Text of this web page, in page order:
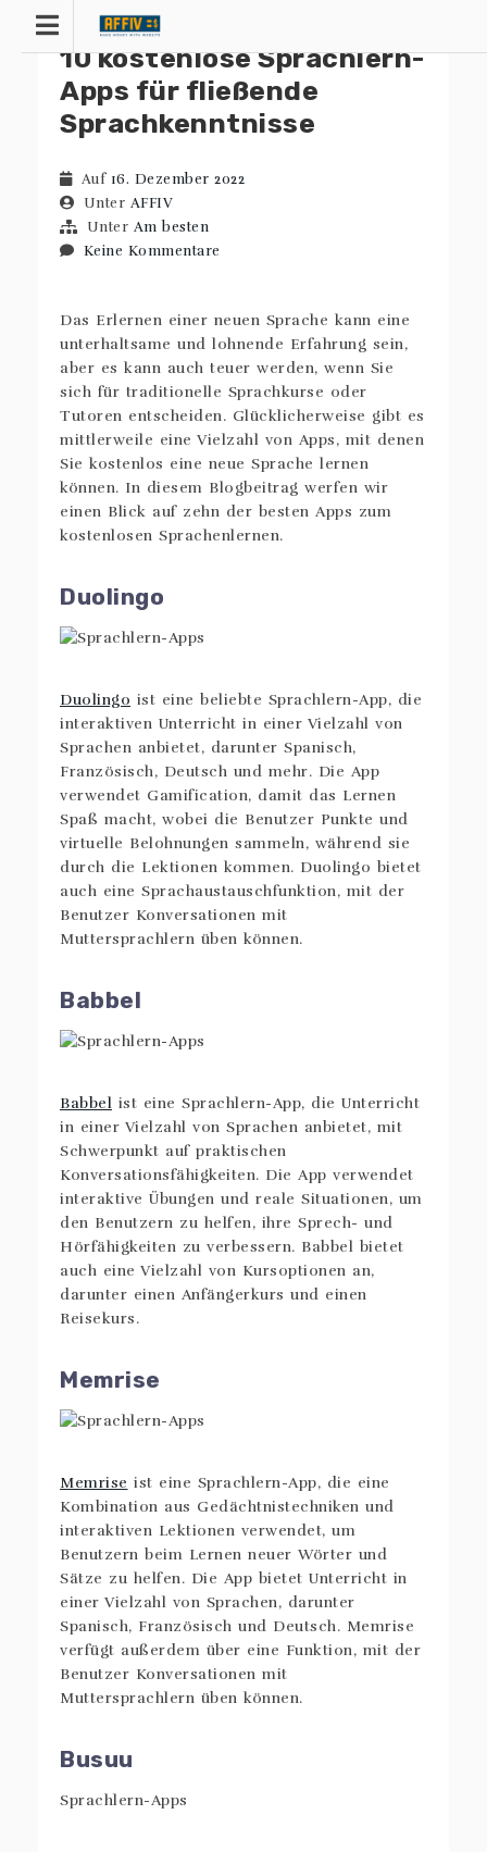
Zum
Inhalt
springen10 kostenlose Sprachlern-
Apps für fließende
Sprachkenntnisse
Auf 16. Dezember 2022
Unter AFFIV
Unter Am besten
Keine Kommentare
Das Erlernen einer neuen Sprache kann eine
unterhaltsame und lohnende Erfahrung sein,
aber es kann auch teuer werden, wenn Sie
sich für traditionelle Sprachkurse oder
Tutoren entscheiden. Glücklicherweise gibt es
mittlerweile eine Vielzahl von Apps, mit denen
Sie kostenlos eine neue Sprache lernen
können. In diesem Blogbeitrag werfen wir
einen Blick auf zehn der besten Apps zum
kostenlosen Sprachenlernen.
Duolingo
Duolingo ist eine beliebte Sprachlern-App, die
interaktiven Unterricht in einer Vielzahl von
Sprachen anbietet, darunter Spanisch,
Französisch, Deutsch und mehr. Die App
verwendet Gamification, damit das Lernen
Spaß macht, wobei die Benutzer Punkte und
virtuelle Belohnungen sammeln, während sie
durch die Lektionen kommen. Duolingo bietet
auch eine Sprachaustauschfunktion, mit der
Benutzer Konversationen mit
Muttersprachlern üben können.
Babbel
Babbel ist eine Sprachlern-App, die Unterricht
in einer Vielzahl von Sprachen anbietet, mit
Schwerpunkt auf praktischen
Konversationsfähigkeiten. Die App verwendet
interaktive Übungen und reale Situationen, um
den Benutzern zu helfen, ihre Sprech- und
Hörfähigkeiten zu verbessern. Babbel bietet
auch eine Vielzahl von Kursoptionen an,
darunter einen Anfängerkurs und einen
Reisekurs.
Memrise
Memrise ist eine Sprachlern-App, die eine
Kombination aus Gedächtnistechniken und
interaktiven Lektionen verwendet, um
Benutzern beim Lernen neuer Wörter und
Sätze zu helfen. Die App bietet Unterricht in
einer Vielzahl von Sprachen, darunter
Spanisch, Französisch und Deutsch. Memrise
verfügt außerdem über eine Funktion, mit der
Benutzer Konversationen mit
Muttersprachlern üben können.
Busuu